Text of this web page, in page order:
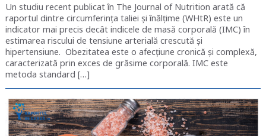
Un studiu recent publicat în The Journal of Nutrition arată că
raportul dintre circumferința taliei și înălțime (WHtR) este un
indicator mai precis decât indicele de masă corporală (IMC) în
estimarea riscului de tensiune arterială crescută și
hipertensiune. Obezitatea este o afecțiune cronică și complexă,
caracterizată prin exces de grăsime corporală. IMC este
metoda standard […]